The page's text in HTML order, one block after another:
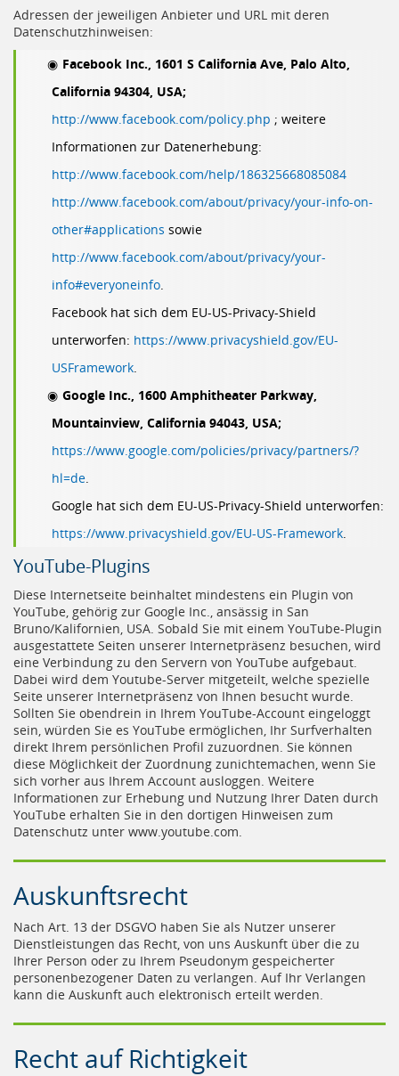
Adressen der jeweiligen Anbieter und URL mit deren
Datenschutzhinweisen:
Facebook Inc., 1601 S California Ave, Palo Alto,
California 94304, USA;
http://www.facebook.com/policy.php ; weitere
Informationen zur Datenerhebung:
http://www.facebook.com/help/186325668085084
http://www.facebook.com/about/privacy/your-info-on-
other#applications sowie
http://www.facebook.com/about/privacy/your-
info#everyoneinfo.
Facebook hat sich dem EU-US-Privacy-Shield
unterworfen: https://www.privacyshield.gov/EU-
USFramework.
Google Inc., 1600 Amphitheater Parkway,
Mountainview, California 94043, USA;
https://www.google.com/policies/privacy/partners/?
hl=de.
Google hat sich dem EU-US-Privacy-Shield unterworfen:
https://www.privacyshield.gov/EU-US-Framework.
YouTube-Plugins
Diese Internetseite beinhaltet mindestens ein Plugin von
YouTube, gehörig zur Google Inc., ansässig in San
Bruno/Kalifornien, USA. Sobald Sie mit einem YouTube-Plugin
ausgestattete Seiten unserer Internetpräsenz besuchen, wird
eine Verbindung zu den Servern von YouTube aufgebaut.
Dabei wird dem Youtube-Server mitgeteilt, welche spezielle
Seite unserer Internetpräsenz von Ihnen besucht wurde.
Sollten Sie obendrein in Ihrem YouTube-Account eingeloggt
sein, würden Sie es YouTube ermöglichen, Ihr Surfverhalten
direkt Ihrem persönlichen Profil zuzuordnen. Sie können
diese Möglichkeit der Zuordnung zunichtemachen, wenn Sie
sich vorher aus Ihrem Account ausloggen. Weitere
Informationen zur Erhebung und Nutzung Ihrer Daten durch
YouTube erhalten Sie in den dortigen Hinweisen zum
Datenschutz unter www.youtube.com.
Auskunftsrecht
Nach Art. 13 der DSGVO haben Sie als Nutzer unserer
Dienstleistungen das Recht, von uns Auskunft über die zu
Ihrer Person oder zu Ihrem Pseudonym gespeicherter
personenbezogener Daten zu verlangen. Auf Ihr Verlangen
kann die Auskunft auch elektronisch erteilt werden.
Recht auf Richtigkeit